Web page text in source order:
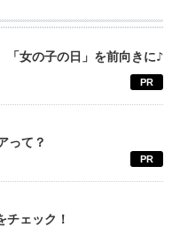
「女の子の日」を前向きに♪
PR
って？
PR
チェック！